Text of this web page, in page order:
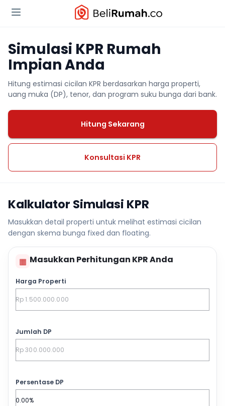
Simulasi KPR Rumah
Impian Anda
Hitung estimasi cicilan KPR berdasarkan harga properti,
uang muka (DP), tenor, dan program suku bunga dari bank.
Hitung Sekarang
Konsultasi KPR
Kalkulator Simulasi KPR
Masukkan detail properti untuk melihat estimasi cicilan
dengan skema bunga fixed dan floating.
▦ Masukkan Perhitungan KPR Anda
Harga Properti
Jumlah DP
Persentase DP